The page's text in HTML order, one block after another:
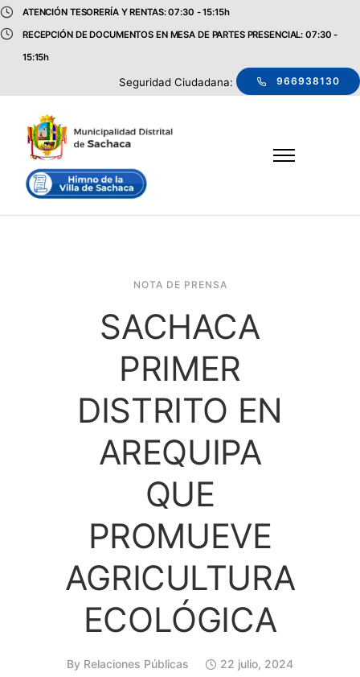
ATENCIÓN TESORERÍA Y RENTAS: 07:30 - 15:15h
RECEPCIÓN DE DOCUMENTOS EN MESA DE PARTES PRESENCIAL: 07:30 -
15:15h
Seguridad Ciudadana: 966938130
NOTA DE PRENSA
SACHACA
PRIMER
DISTRITO EN
AREQUIPA
QUE
PROMUEVE
AGRICULTURA
ECOLÓGICA
By Relaciones Públicas 22 julio, 2024